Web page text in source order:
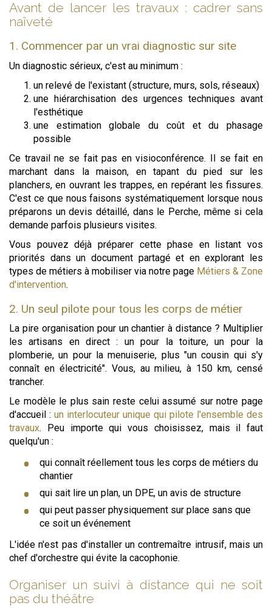
Avant de lancer les travaux : cadrer sans
naïveté
1. Commencer par un vrai diagnostic sur site
Un diagnostic sérieux, c'est au minimum :
un relevé de l'existant (structure, murs, sols, réseaux)
une hiérarchisation des urgences techniques avant
l'esthétique
une estimation globale du coût et du phasage
possible
Ce travail ne se fait pas en visioconférence. Il se fait en
marchant dans la maison, en tapant du pied sur les
planchers, en ouvrant les trappes, en repérant les fissures.
C'est ce que nous faisons systématiquement lorsque nous
préparons un devis détaillé, dans le Perche, même si cela
demande parfois plusieurs visites.
Vous pouvez déjà préparer cette phase en listant vos
priorités dans un document partagé et en explorant les
types de métiers à mobiliser via notre page Métiers & Zone
d'intervention.
2. Un seul pilote pour tous les corps de métier
La pire organisation pour un chantier à distance ? Multiplier
les artisans en direct : un pour la toiture, un pour la
plomberie, un pour la menuiserie, plus "un cousin qui s'y
connaît en électricité". Vous, au milieu, à 150 km, censé
trancher.
Le modèle le plus sain reste celui assumé sur notre page
d'accueil : un interlocuteur unique qui pilote l'ensemble des
travaux. Peu importe qui vous choisissez, mais il faut
quelqu'un :
qui connaît réellement tous les corps de métiers du
chantier
qui sait lire un plan, un DPE, un avis de structure
qui peut passer physiquement sur place sans que
ce soit un événement
L'idée n'est pas d'installer un contremaître intrusif, mais un
chef d'orchestre qui évite la cacophonie.
Organiser un suivi à distance qui ne soit
pas du théâtre